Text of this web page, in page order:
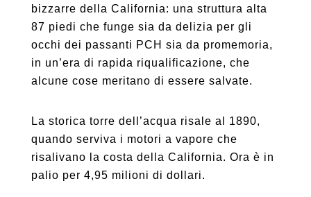
bizzarre della California: una struttura alta
87 piedi che funge sia da delizia per gli
occhi dei passanti PCH sia da promemoria,
in un’era di rapida riqualificazione, che
alcune cose meritano di essere salvate.
La storica torre dell’acqua risale al 1890,
quando serviva i motori a vapore che
risalivano la costa della California. Ora è in
palio per 4,95 milioni di dollari.